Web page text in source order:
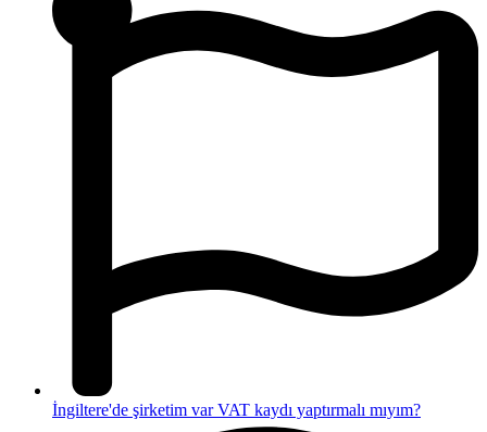
İngiltere'de şirketim var VAT kaydı yaptırmalı mıyım?